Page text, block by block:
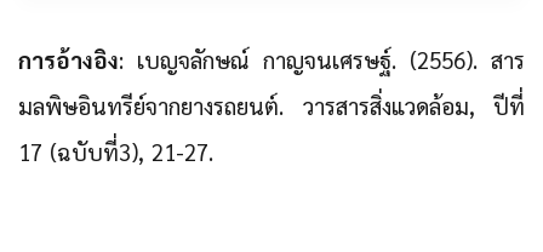
การอ้างอิง: เบญจลักษณ์ กาญจนเศรษฐ์. (2556). สาร
มลพิษอินทรีย์จากยางรถยนต์. วารสารสิ่งแวดล้อม, ปีที่
17 (ฉบับที่3), 21-27.